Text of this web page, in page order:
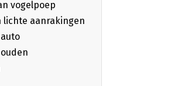
vogelpoep
lichte aanrakingen